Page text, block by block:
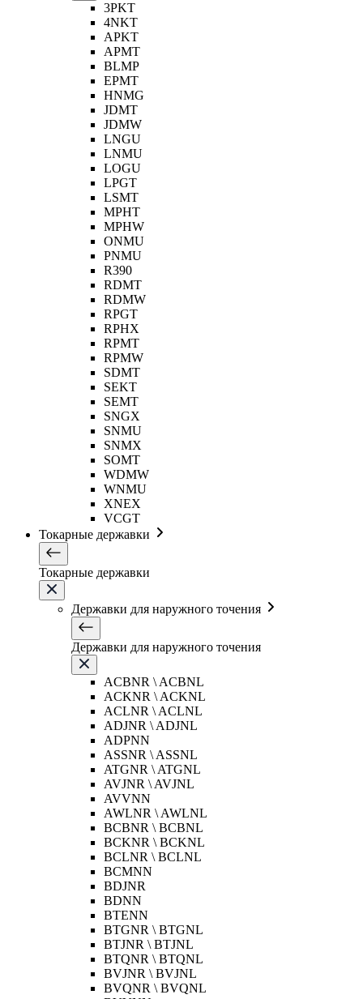
3PKT
4NKT
APKT
APMT
BLMP
EPMT
HNMG
JDMT
JDMW
LNGU
LNMU
LOGU
LPGT
LSMT
MPHT
MPHW
ONMU
PNMU
R390
RDMT
RDMW
RPGT
RPHX
RPMT
RPMW
SDMT
SEKT
SEMT
SNGX
SNMU
SNMX
SOMT
WDMW
WNMU
XNEX
VCGT
Токарные державки
Токарные державки
Державки для наружного точения
Державки для наружного точения
ACBNR \ ACBNL
ACKNR \ ACKNL
ACLNR \ ACLNL
ADJNR \ ADJNL
ADPNN
ASSNR \ ASSNL
ATGNR \ ATGNL
AVJNR \ AVJNL
AVVNN
AWLNR \ AWLNL
BCBNR \ BCBNL
BCKNR \ BCKNL
BCLNR \ BCLNL
BCMNN
BDJNR
BDNN
BTENN
BTGNR \ BTGNL
BTJNR \ BTJNL
BTQNR \ BTQNL
BVJNR \ BVJNL
BVQNR \ BVQNL